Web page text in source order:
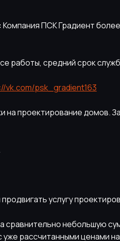
Компания ПСК Градиент
работы, средний срок
vk.com/psk_gradient163
на проектирование домов.
услугу
сравнительно небольшую
уже рассчитанными ценами